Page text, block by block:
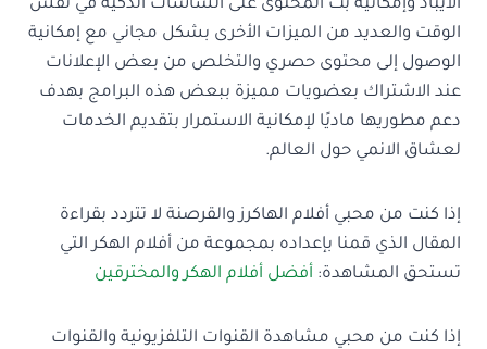
الايباد وإمكانية بث المحتوى على الشاشات الذكية في نفس
الوقت والعديد من الميزات الأخرى بشكل مجاني مع إمكانية
الوصول إلى محتوى حصري والتخلص من بعض الإعلانات
عند الاشتراك بعضويات مميزة ببعض هذه البرامج بهدف
دعم مطوريها ماديًا لإمكانية الاستمرار بتقديم الخدمات
لعشاق الانمي حول العالم.
إذا كنت من محبي أفلام الهاكرز والقرصنة لا تتردد بقراءة
المقال الذي قمنا بإعداده بمجموعة من أفلام الهكر التي
تستحق المشاهدة: أفضل أفلام الهكر والمخترقين
إذا كنت من محبي مشاهدة القنوات التلفزيونية والقنوات